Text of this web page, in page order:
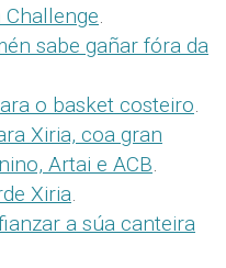
sabe gañar fóra da
o basket costeiro
Xiria, coa gran
Artai e ACB
Xiria
a súa canteira